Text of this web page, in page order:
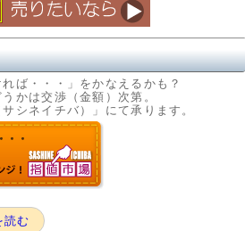
ば・・・」をかなえるかも？
かは交渉（金額）次第。
シネイチバ）」にて承ります。
読む